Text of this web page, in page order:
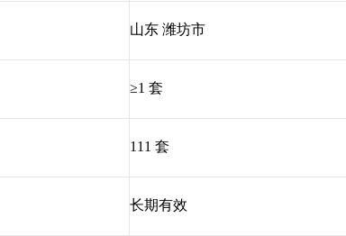
山东 潍坊市
≥1 套
111 套
长期有效